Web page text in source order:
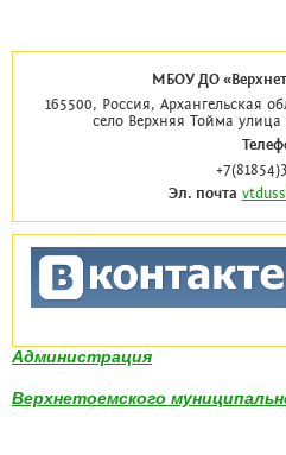
МБОУ ДО
165500, Россия, Архангельская
село Верхняя Тойма
Эл. почта
Администрация
Верхнетоемского